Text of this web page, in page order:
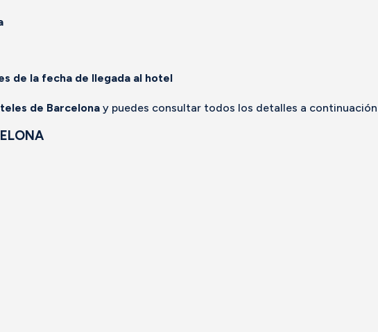
de la fecha de llegada al hotel
de Barcelona y puedes consultar todos los detalles a